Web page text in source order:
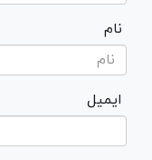
نام
ایمیل